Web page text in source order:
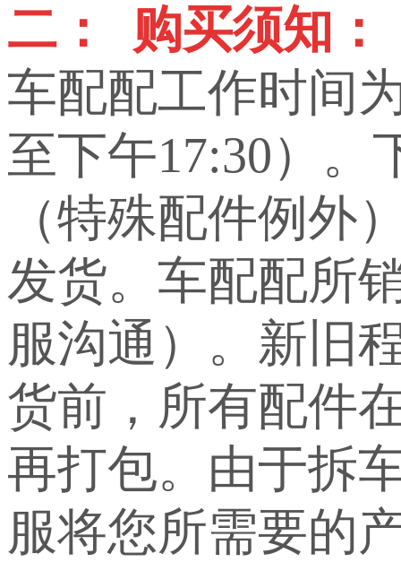
二： 购买须知：
车配配工作时间
至下午17:30）。
（特殊配件例外
发货。车配配所
服沟通）。新旧
货前，所有配件
再打包。由于拆
服将您所需要的